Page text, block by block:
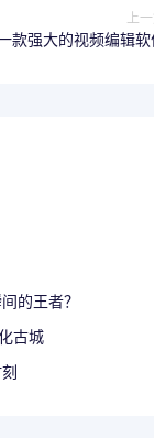
上
款强大的视频编辑软
的王者？
古城